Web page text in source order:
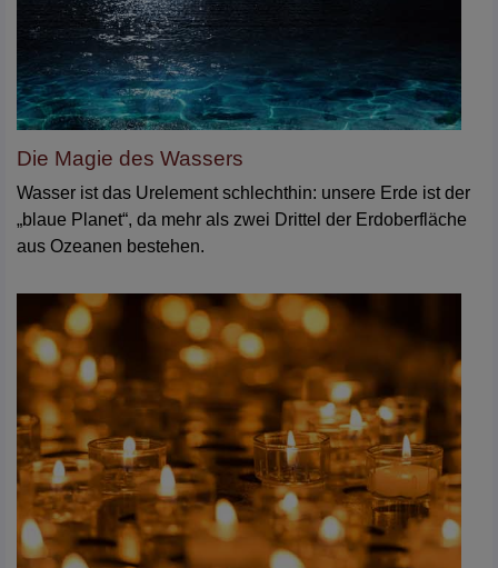
Die Magie des Wassers
Wasser ist das Urelement schlechthin: unsere Erde ist der
„blaue Planet“, da mehr als zwei Drittel der Erdoberfläche
aus Ozeanen bestehen.